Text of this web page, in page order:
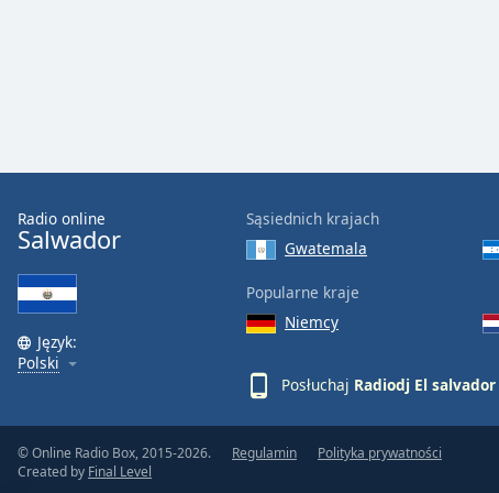
is
modal
window.
Beginning
dialog
window.
cancel
and
Radio online
Salwador
Język:
Polski
Sąsiednich krajach
Gwatemala
Popularne kraje
Niemcy
Posłuchaj Radiodj El salvador
© Online Radio Box, 2015-2026.
Created by Final Level
Regulamin Polityka prywatności